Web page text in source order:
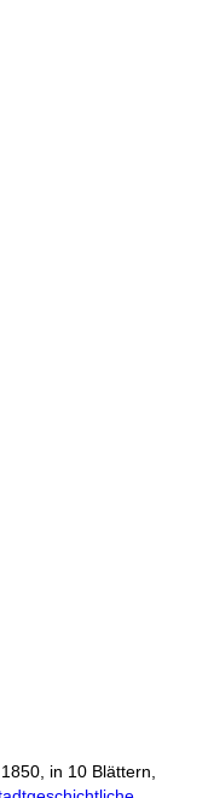
in 10 Blättern,